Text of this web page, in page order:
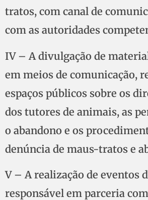
tratos, com canal de
com as autoridades
IV – A divulgação de
em meios de comunicação,
espaços públicos sobre os
dos tutores de animais, as
o abandono e os
denúncia de maus-tratos e
V – A realização de eventos
responsável em parceria